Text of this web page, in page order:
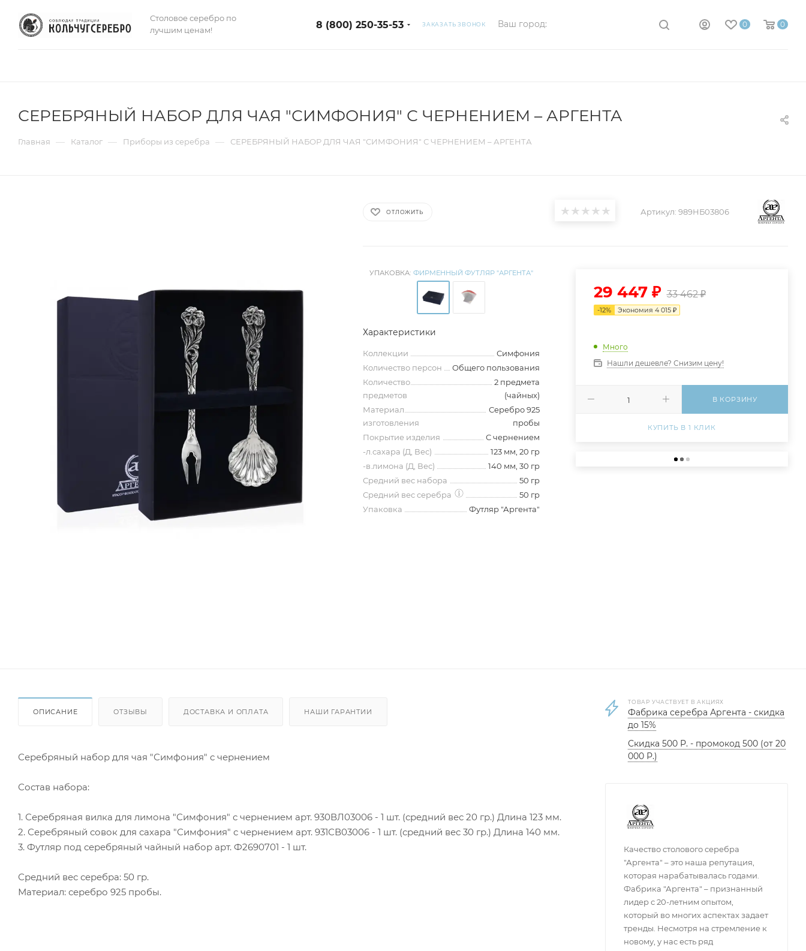
Столовое серебро по
лучшим ценам!
8 (800) 250-35-53 ЗАКАЗАТЬ ЗВОНОК Ваш город: 0 0
СЕРЕБРЯНЫЙ НАБОР ДЛЯ ЧАЯ "СИМФОНИЯ" С ЧЕРНЕНИЕМ – АРГЕНТА
Главная — Каталог — Приборы из серебра — СЕРЕБРЯНЫЙ НАБОР ДЛЯ ЧАЯ "СИМФОНИЯ" С ЧЕРНЕНИЕМ – АРГЕНТА
ОТЛОЖИТЬ Артикул: 989НБ03806
УПАКОВКА: ФИРМЕННЫЙ ФУТЛЯР "АРГЕНТА"
Характеристики
Коллекции
Симфония
Количество персон
Общего пользования
Количество
предметов
2 предмета
(чайных)
Материал
изготовления
Серебро 925
пробы
Покрытие изделия
С чернением
-л.сахара (Д, Вес)
123 мм, 20 гр
-в.лимона (Д, Вес)
140 мм, 30 гр
Средний вес набора
50 гр
Средний вес серебра
50 гр
Упаковка
Футляр "Аргента"
29 447₽ 33 462₽
-12% Экономия 4 015₽
Много
Нашли дешевле? Снизим цену!
В КОРЗИНУ
КУПИТЬ В 1 КЛИК
ОПИСАНИЕ ОТЗЫВЫ ДОСТАВКА И ОПЛАТА НАШИ ГАРАНТИИ
Серебряный набор для чая "Симфония" с чернением
Состав набора:
1. Серебряная вилка для лимона "Симфония" с чернением арт. 930ВЛ03006 - 1 шт. (средний вес 20 гр.) Длина 123 мм.
2. Серебряный совок для сахара "Симфония" с чернением арт. 931СВ03006 - 1 шт. (средний вес 30 гр.) Длина 140 мм.
3. Футляр под серебряный чайный набор арт. Ф2690701 - 1 шт.
Средний вес серебра: 50 гр.
Материал: серебро 925 пробы.
ТОВАР УЧАСТВУЕТ В АКЦИЯХ
Фабрика серебра Аргента - скидка
до 15%
Скидка 500 Р. - промокод 500 (от 20
000 Р.)
Качество столового серебра
"Аргента" – это наша репутация,
которая нарабатывалась годами.
Фабрика "Аргента" – признанный
лидер с 20-летним опытом,
который во многих аспектах задает
тренды. Несмотря на стремление к
новому, у нас есть ряд